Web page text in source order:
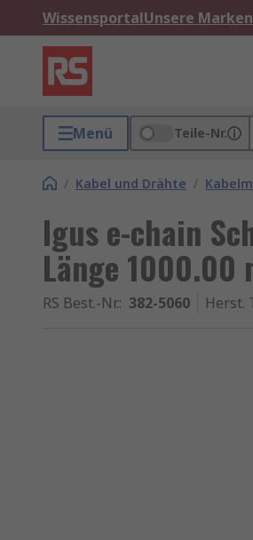
WissensportalUnsere Marken
Menü Teile-Nr.
/ Kabel und Drähte /
Igus e-chain
Länge 1000.00
RS Best.-Nr.: 382-5060 Herst.